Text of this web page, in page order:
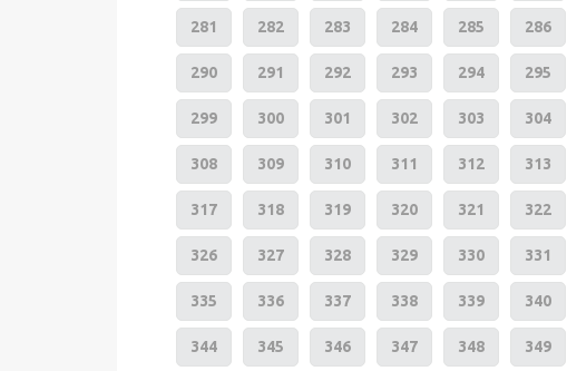
281 282 283 284 285 286
290 291 292 293 294 295
299 300 301 302 303 304
308 309 310 311 312 313
317 318 319 320 321 322
326 327 328 329 330 331
335 336 337 338 339 340
344 345 346 347 348 349